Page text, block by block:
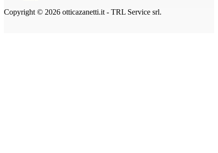
Copyright © 2026 otticazanetti.it - TRL Service srl.